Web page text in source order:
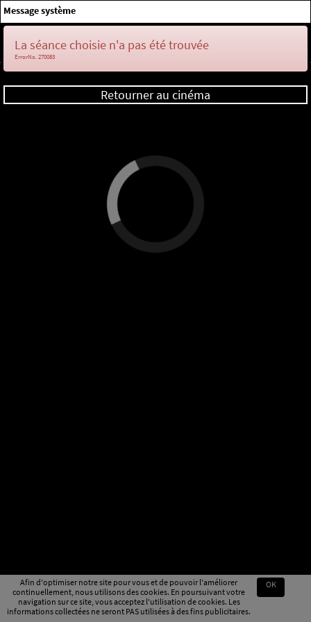
Afin d'optimiser notre site pour vous et de pouvoir l'améliorer
continuellement, nous utilisons des cookies. En poursuivant votre
navigation sur ce site, vous acceptez l'utilisation de cookies. Les
informations collectées ne seront PAS utilisées à des fins publicitaires.
OK
Message système
La séance choisie n'a pas été trouvée
ErrorNo. 270083
Retourner au cinéma